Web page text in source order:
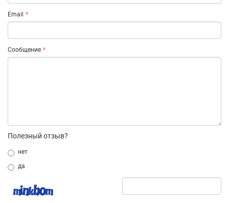
Email
Сообщение
Полезный отзыв?
нет
да